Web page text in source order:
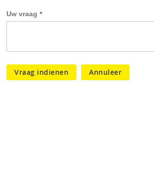
Uw vraag
Vraag indienen Annuleer